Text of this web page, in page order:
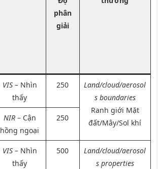
phân
giải
VIS – Nhìn
thấy
250
Land/cloud/aerosol
s boundaries
Ranh giới Mặt
đất/Mây/Sol khí
NIR– Cận
hồng ngoại
250
VIS – Nhìn
thấy
500
Land/cloud/aerosol
s properties